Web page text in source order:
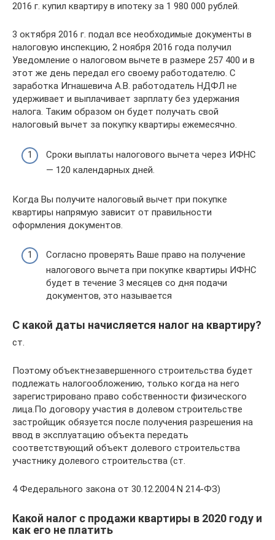
2016 г. купил квартиру в ипотеку за 1 980 000 рублей.
3 октября 2016 г. подал все необходимые документы в
налоговую инспекцию, 2 ноября 2016 года получил
Уведомление о налоговом вычете в размере 257 400 и в
этот же день передал его своему работодателю. С
заработка Игнашевича А.В. работодатель НДФЛ не
удерживает и выплачивает зарплату без удержания
налога. Таким образом он будет получать свой
налоговый вычет за покупку квартиры ежемесячно.
Сроки выплаты налогового вычета через ИФНС
— 120 календарных дней.
Когда Вы получите налоговый вычет при покупке
квартиры напрямую зависит от правильности
оформления документов.
Согласно проверять Ваше право на получение
налогового вычета при покупке квартиры ИФНС
будет в течение 3 месяцев со дня подачи
документов, это называется
С какой даты начисляется налог на квартиру?
ст.
Поэтому объектнезавершенного строительства будет
подлежать налогообложению, только когда на него
зарегистрировано право собственности физического
лица.По договору участия в долевом строительстве
застройщик обязуется после получения разрешения на
ввод в эксплуатацию объекта передать
соответствующий объект долевого строительства
участнику долевого строительства (ст.
4 Федерального закона от 30.12.2004 N 214-ФЗ)
Какой налог с продажи квартиры в 2020 году и
как его не платить